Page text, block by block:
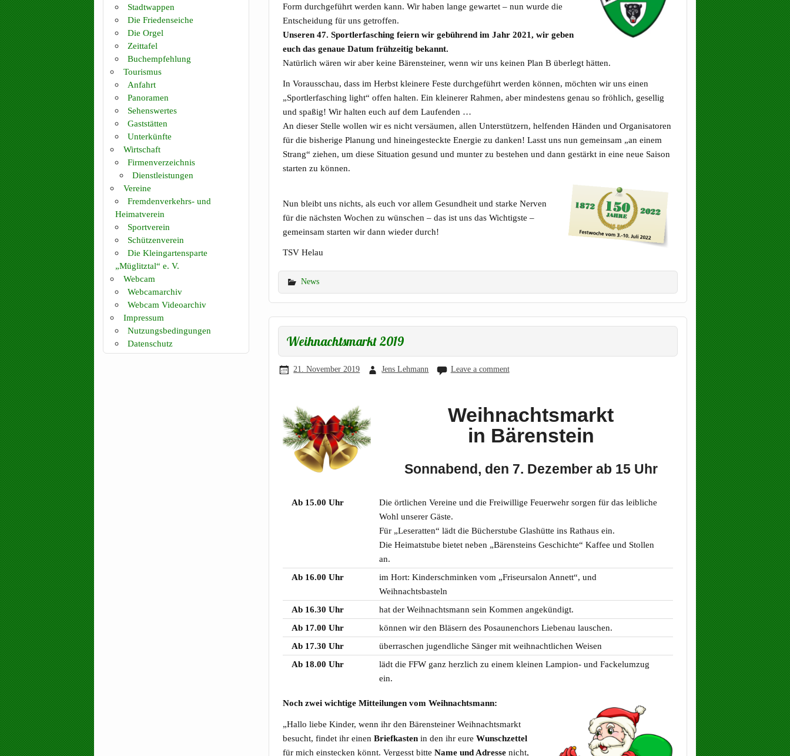
Form durchgeführt werden kann. Wir haben lange gewartet – nun wurde die
Entscheidung für uns getroffen.
Unseren 47. Sportlerfasching feiern wir gebührend im Jahr 2021, wir geben
euch das genaue Datum frühzeitig bekannt.
Natürlich wären wir aber keine Bärensteiner, wenn wir uns keinen Plan B überlegt hätten.
In Vorausschau, dass im Herbst kleinere Feste durchgeführt werden können, möchten wir uns einen
„Sportlerfasching light“ offen halten. Ein kleinerer Rahmen, aber mindestens genau so fröhlich, gesellig
und spaßig! Wir halten euch auf dem Laufenden …
An dieser Stelle wollen wir es nicht versäumen, allen Unterstützern, helfenden Händen und Organisatoren
für die bisherige Planung und hineingesteckte Energie zu danken! Lasst uns nun gemeinsam „an einem
Strang“ ziehen, um diese Situation gesund und munter zu bestehen und dann gestärkt in eine neue Saison
starten zu können.
Nun bleibt uns nichts, als euch vor allem Gesundheit und starke Nerven
für die nächsten Wochen zu wünschen – das ist uns das Wichtigste –
gemeinsam starten wir dann wieder durch!
TSV Helau
News
Weihnachtsmarkt 2019
21. November 2019 Jens Lehmann Leave a comment
Weihnachtsmarkt
in Bärenstein
Sonnabend, den 7. Dezember ab 15 Uhr
Ab 15.00 Uhr
Die örtlichen Vereine und die Freiwillige Feuerwehr sorgen für das leibliche
Wohl unserer Gäste.
Für „Leseratten“ lädt die Bücherstube Glashütte ins Rathaus ein.
Die Heimatstube bietet neben „Bärensteins Geschichte“ Kaffee und Stollen
an.
Ab 16.00 Uhr
im Hort: Kinderschminken vom „Friseursalon Annett“, und
Weihnachtsbasteln
Ab 16.30 Uhr
hat der Weihnachtsmann sein Kommen angekündigt.
Ab 17.00 Uhr
können wir den Bläsern des Posaunenchors Liebenau lauschen.
Ab 17.30 Uhr
überraschen jugendliche Sänger mit weihnachtlichen Weisen
Ab 18.00 Uhr
lädt die FFW ganz herzlich zu einem kleinen Lampion- und Fackelumzug
ein.
Noch zwei wichtige Mitteilungen vom Weihnachtsmann:
„Hallo liebe Kinder, wenn ihr den Bärensteiner Weihnachtsmarkt
besucht, findet ihr einen Briefkastenin den ihr eure Wunschzettel
für mich einstecken könnt. Vergesst bitte Name und Adressenicht,
Stadtwappen
Die Friedenseiche
Die Orgel
Zeittafel
Buchempfehlung
Tourismus
Anfahrt
Panoramen
Sehenswertes
Gaststätten
Unterkünfte
Wirtschaft
Firmenverzeichnis
Dienstleistungen
Vereine
Fremdenverkehrs- und
Heimatverein
Sportverein
Schützenverein
Die Kleingartensparte
„Müglitztal“ e. V.
Webcam
Webcamarchiv
Webcam Videoarchiv
Impressum
Nutzungsbedingungen
Datenschutz